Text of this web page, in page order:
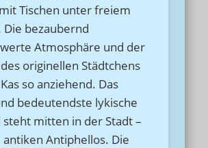
Tischen unter freiem
bezaubernd
Atmosphäre und der
originellen Städtchens
so anziehend. Das
bedeutendste lykische
steht mitten in der Stadt –
antiken Antiphellos. Die